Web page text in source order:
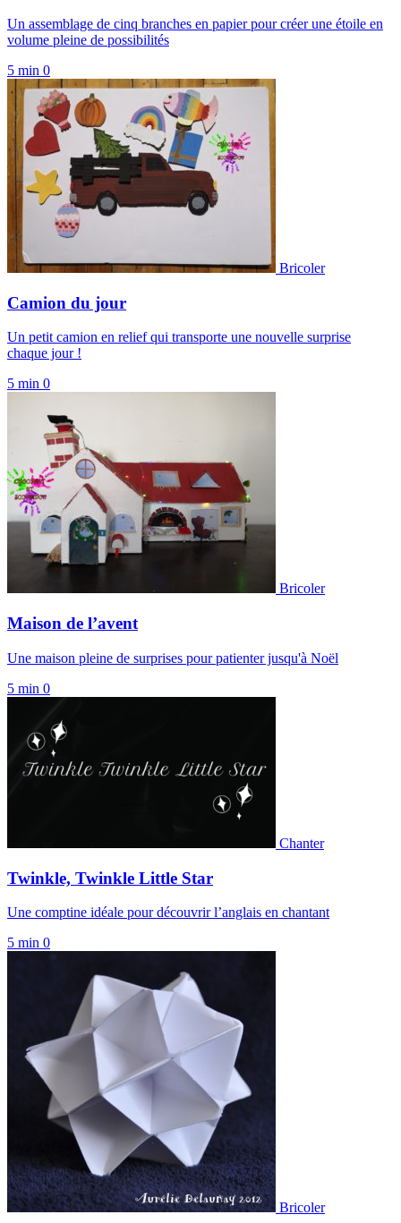
Un assemblage de cinq branches en papier pour créer une étoile en
volume pleine de possibilités
5 min 0
Bricoler
Camion du jour
Un petit camion en relief qui transporte une nouvelle surprise
chaque jour !
5 min 0
Bricoler
Maison de l’avent
Une maison pleine de surprises pour patienter jusqu'à Noël
5 min 0
Chanter
Twinkle, Twinkle Little Star
Une comptine idéale pour découvrir l’anglais en chantant
5 min 0
Bricoler